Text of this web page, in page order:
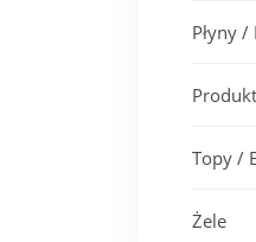
Płyny
Topy /
Żele